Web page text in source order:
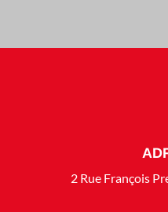
2 Rue François